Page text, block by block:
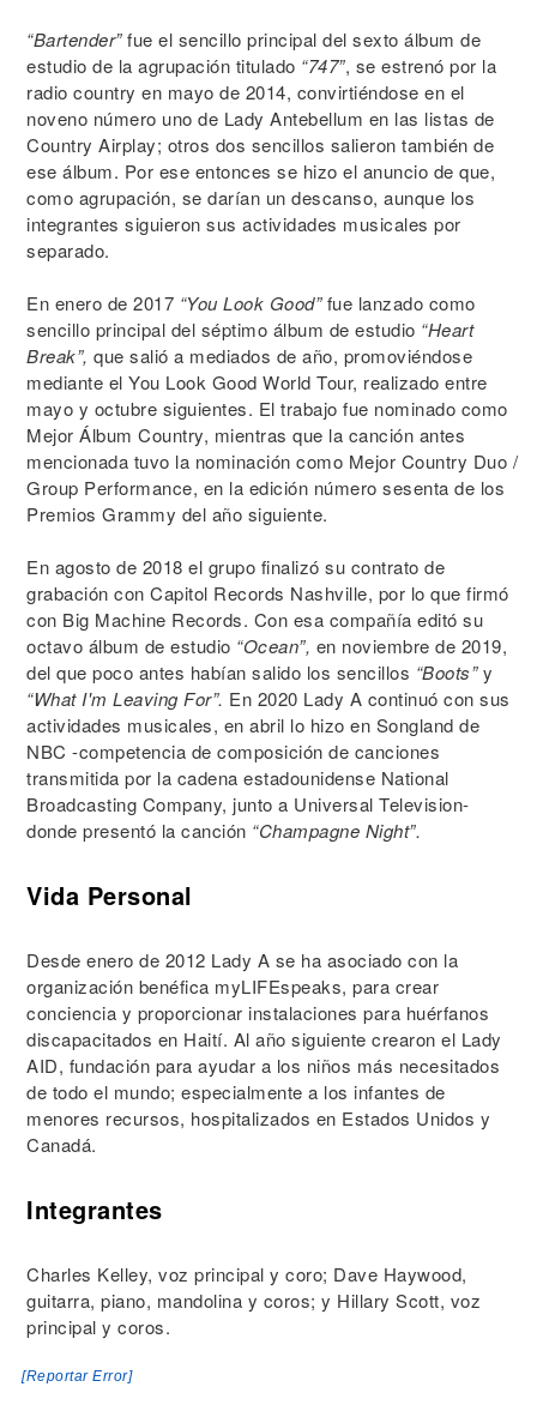
“Bartender”fue el sencillo principal del sexto álbum de
estudio de la agrupación titulado “747”, se estrenó por la
radio country en mayo de 2014, convirtiéndose en el
noveno número uno de Lady Antebellum en las listas de
Country Airplay; otros dos sencillos salieron también de
ese álbum. Por ese entonces se hizo el anuncio de que,
como agrupación, se darían un descanso, aunque los
integrantes siguieron sus actividades musicales por
separado.
En enero de 2017 “You Look Good”fue lanzado como
sencillo principal del séptimo álbum de estudio “Heart
Break”, que salió a mediados de año, promoviéndose
mediante el You Look Good World Tour, realizado entre
mayo y octubre siguientes. El trabajo fue nominado como
Mejor Álbum Country, mientras que la canción antes
mencionada tuvo la nominación como Mejor Country Duo /
Group Performance, en la edición número sesenta de los
Premios Grammy del año siguiente.
En agosto de 2018 el grupo finalizó su contrato de
grabación con Capitol Records Nashville, por lo que firmó
con Big Machine Records. Con esa compañía editó su
octavo álbum de estudio “Ocean”, en noviembre de 2019,
del que poco antes habían salido los sencillos “Boots”y
“What I'm Leaving For”. En 2020 Lady A continuó con sus
actividades musicales, en abril lo hizo en Songland de
NBC -competencia de composición de canciones
transmitida por la cadena estadounidense National
Broadcasting Company, junto a Universal Television-
donde presentó la canción “Champagne Night”.
Vida Personal
Desde enero de 2012 Lady A se ha asociado con la
organización benéfica myLIFEspeaks, para crear
conciencia y proporcionar instalaciones para huérfanos
discapacitados en Haití. Al año siguiente crearon el Lady
AID, fundación para ayudar a los niños más necesitados
de todo el mundo; especialmente a los infantes de
menores recursos, hospitalizados en Estados Unidos y
Canadá.
Integrantes
Charles Kelley, voz principal y coro; Dave Haywood,
guitarra, piano, mandolina y coros; y Hillary Scott, voz
principal y coros.
[Reportar Error]